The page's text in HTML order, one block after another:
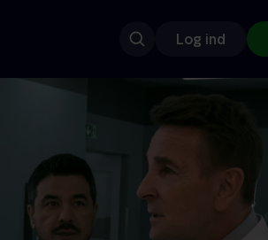
Log ind